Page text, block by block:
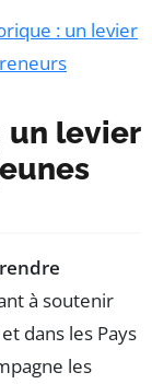
: un levier
un levier
à soutenir
dans les Pays
les